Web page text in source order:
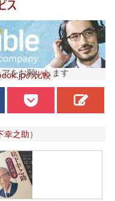
の比較
をお願いします
幸之助）